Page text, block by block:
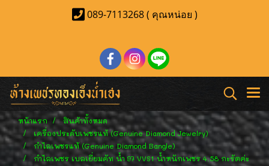
089-7113268 ( คุณหน่อย )
หน้าแรก
สินค้าทั้งหมด
เครื่องประดับเพชรแท้ (Genuine Diamond Jewelry)
กำไลเพชรแท้ (Genuine Diamond Bangle)
กำไลเพชร เบลเยี่ยมคัท น้ำ 97 VVS1 น้ำหนักเพชร 4.58 กะรัตค่ะ